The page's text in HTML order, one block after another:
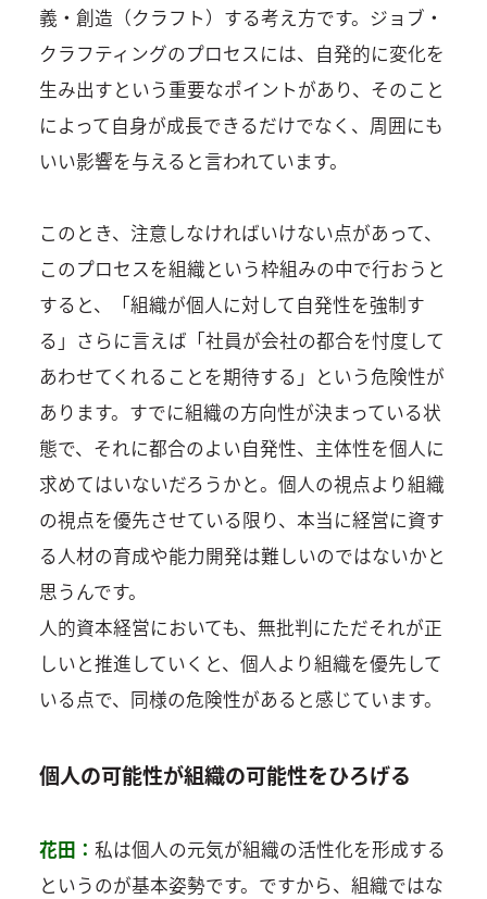
義・創造（クラフト）する考え方です。ジョブ・
クラフティングのプロセスには、自発的に変化を
生み出すという重要なポイントがあり、そのこと
によって自身が成長できるだけでなく、周囲にも
いい影響を与えると言われています。
このとき、注意しなければいけない点があって、
このプロセスを組織という枠組みの中で行おうと
すると、「組織が個人に対して自発性を強制す
る」さらに言えば「社員が会社の都合を忖度して
あわせてくれることを期待する」という危険性が
あります。すでに組織の方向性が決まっている状
態で、それに都合のよい自発性、主体性を個人に
求めてはいないだろうかと。個人の視点より組織
の視点を優先させている限り、本当に経営に資す
る人材の育成や能力開発は難しいのではないかと
思うんです。
人的資本経営においても、無批判にただそれが正
しいと推進していくと、個人より組織を優先して
いる点で、同様の危険性があると感じています。
個人の可能性が組織の可能性をひろげる
花田： 私は個人の元気が組織の活性化を形成する
というのが基本姿勢です。ですから、組織ではな